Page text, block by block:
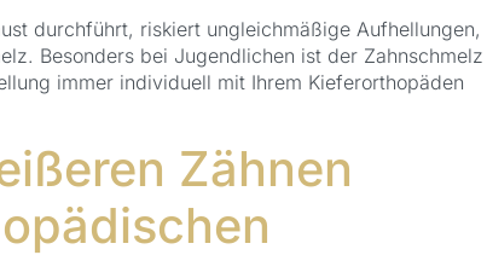
durchführt, riskiert ungleichmäßige Aufhellungen,
Besonders bei Jugendlichen ist der Zahnschmelz
immer individuell mit Ihrem Kieferorthopäden
Zähnen